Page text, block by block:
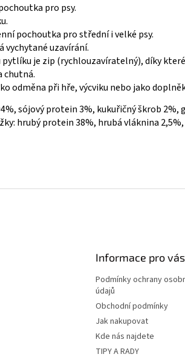
pro psy.
pochoutka pro střední i velké psy.
vychytané uzavírání.
pytlíku je zip (rychlouzavíratelný), díky
chutná.
odměna při hře, výcviku nebo jako
sójový protein 3%, kukuřičný škrob 2%,
hrubý protein 38%, hrubá vláknina
Informace pro vás
Podmínky ochrany
údajů
Obchodní podmínky
Jak nakupovat
Kde nás najdete
TIPY A RADY